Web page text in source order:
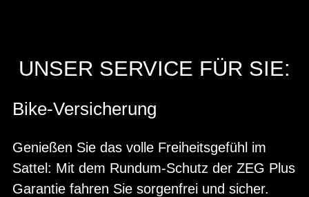
UNSER SERVICE FÜR SIE:
Bike-Versicherung
Genießen Sie das volle Freiheitsgefühl im
Sattel: Mit dem Rundum-Schutz der ZEG Plus
Garantie fahren Sie sorgenfrei und sicher.